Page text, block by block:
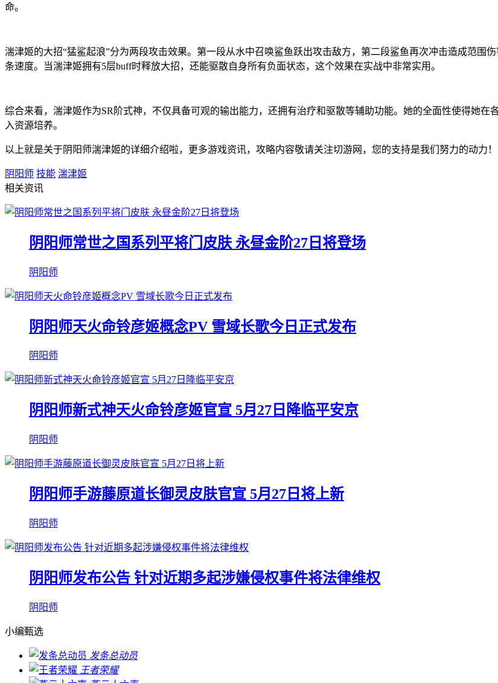
命。
湍津姬的大招“猛鲨起浪”分为两段攻击效果。第一段从水中召唤鲨鱼跃出攻击敌方，第二段鲨鱼再次冲击造成范围
条速度。当湍津姬拥有5层buff时释放大招，还能驱散自身所有负面状态，这个效果在实战中非常实用。
综合来看，湍津姬作为SR阶式神，不仅具备可观的输出能力，还拥有治疗和驱散等辅助功能。她的全面性使得她
入资源培养。
以上就是关于阴阳师湍津姬的详细介绍啦，更多游戏资讯，攻略内容敬请关注切游网，您的支持是我们努力的动力！
阴阳师 技能 湍津姬
相关资讯
阴阳师常世之国系列平将门皮肤 永昼金阶27日将登场
阴阳师
阴阳师天火命铃彦姬概念PV 雪域长歌今日正式发布
阴阳师
阴阳师新式神天火命铃彦姬官宣 5月27日降临平安京
阴阳师
阴阳师手游藤原道长御灵皮肤官宣 5月27日将上新
阴阳师
阴阳师发布公告 针对近期多起涉嫌侵权事件将法律维权
阴阳师
小编甄选
发条总动员
王者荣耀